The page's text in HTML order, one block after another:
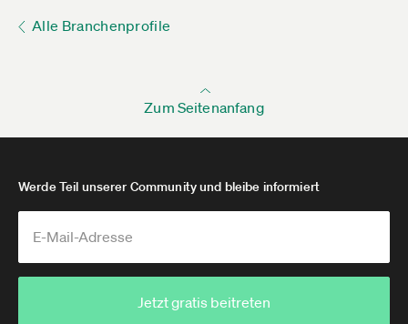
Alle Branchenprofile
Zum Seitenanfang
Werde Teil unserer Community und bleibe informiert
Jetzt gratis beitreten